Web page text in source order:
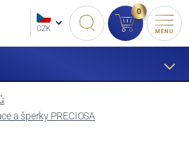
CZK
0
MENU
a šperky PRECIOSA